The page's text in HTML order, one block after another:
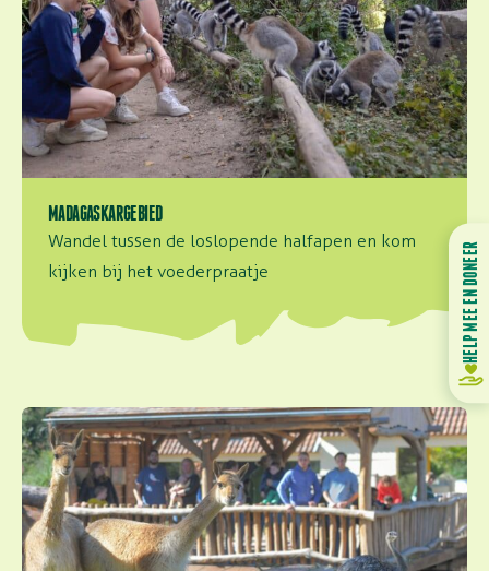
MADAGASKARGEBIED
Wandel tussen de loslopende halfapen en kom
kijken bij het voederpraatje
De Cerrado
HELP MEE EN DONEER